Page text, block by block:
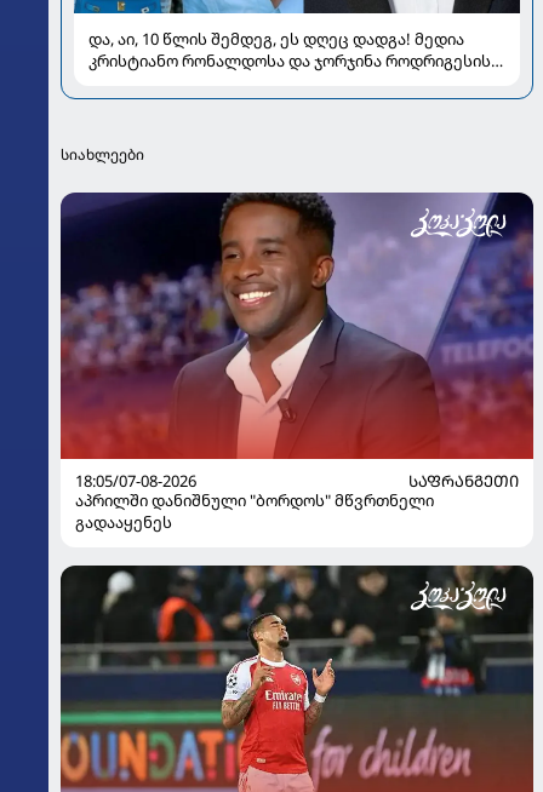
და, აი, 10 წლის შემდეგ, ეს დღეც დადგა! მედია
კრისტიანო რონალდოსა და ჯორჯინა როდრიგესის
სიახლეები
18:05/07-08-2026
ᲡᲐᲤᲠᲐᲜᲒᲔᲗᲘ
აპრილში დანიშნული "ბორდოს" მწვრთნელი
გადააყენეს